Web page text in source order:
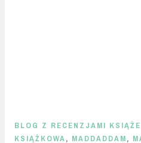
BLOG Z RECENZJAMI
KSIĄŻKOWA, MADDADDAM,